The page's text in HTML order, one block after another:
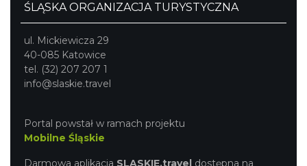
ŚLĄSKA ORGANIZACJA TURYSTYCZNA
ul. Mickiewicza 29
40-085 Katowice
tel. (32) 207 207 1
info@slaskie.travel
Portal powstał w ramach projektu
Mobilne Śląskie
Darmowa aplikacja SLASKIE.travel dostępna na